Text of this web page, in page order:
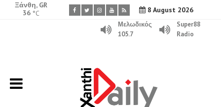
8 August 2026
Ξάνθη, GR
36 °C
Μελωδικός
105.7
Super88
Radio